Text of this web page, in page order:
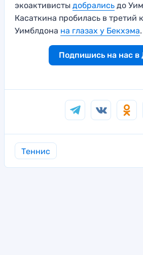
экоактивисты добрались до
Касаткина пробилась в третий
Уимблдона на глазах у Бекхэма.
Подпишись на нас в
Теннис